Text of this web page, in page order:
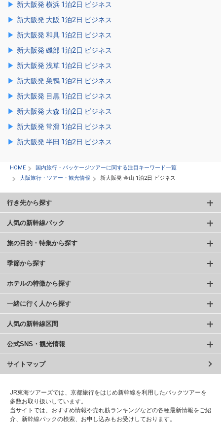
新大阪発 横浜 1泊2日 ビジネス
新大阪発 大阪 1泊2日 ビジネス
新大阪発 和具 1泊2日 ビジネス
新大阪発 磯部 1泊2日 ビジネス
新大阪発 浅草 1泊2日 ビジネス
新大阪発 巣鴨 1泊2日 ビジネス
新大阪発 目黒 1泊2日 ビジネス
新大阪発 大森 1泊2日 ビジネス
新大阪発 常滑 1泊2日 ビジネス
新大阪発 半田 1泊2日 ビジネス
HOME
国内旅行・パッケージツアーに関する注目キーワード一覧
大阪旅行・ツアー・観光情報
新大阪発 金山 1泊2日 ビジネス
行き先から探す
人気の新幹線パック
旅の目的・特集から探す
季節から探す
ホテルの特徴から探す
一緒に行く人から探す
人気の新幹線区間
公式SNS・観光情報
サイトマップ
JR東海ツアーズでは、京都旅行をはじめ新幹線を利用したパックツアーを
多数お取り扱いしています。
当サイトでは、おすすめ情報や売れ筋ランキングなどの各種最新情報をご紹
介、新幹線パックの検索、お申し込みもお受けしております。